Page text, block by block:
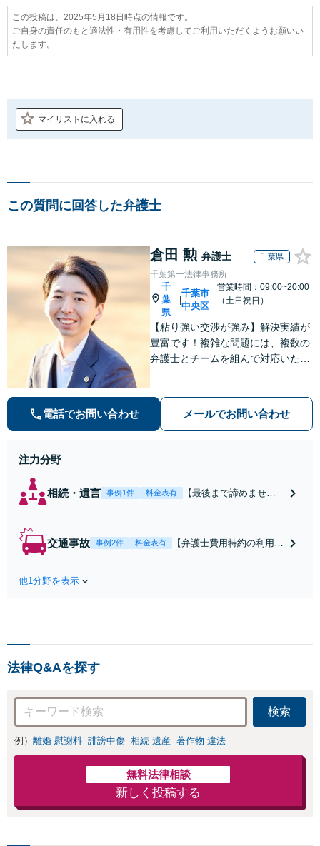
この投稿は、2025年5月18日時点の情報です。
ご自身の責任のもと適法性・有用性を考慮してご利用いただくようお願いい
たします。
マイリストに入れる
この質問に回答した弁護士
倉田 勲 弁護士 千葉県
千葉第一法律事務所
千
葉
県
千葉市
中央区
営業時間：09:00~20:00
（土日祝日）
【粘り強い交渉が強み】解決実績が
豊富です！複雑な問題には、複数の
弁護士とチームを組んで対応いたし
添い、不安を軽減します。まずはお
気軽にご相談ください。
電話でお問い合わせ メールでお問い合わせ
注力分野
相続・遺言 事例1件 料金表有
【最後まで諦めませ
合意してしまう前にご
交通事故 事例2件 料金表有
【弁護士費用特約の利用＆
は損をしてしまうかもしれ
他1分野を表示
法律Q&Aを探す
検索
例） 離婚 慰謝料 誹謗中傷 相続 遺産 著作物 違法
無料法律相談
新しく投稿する